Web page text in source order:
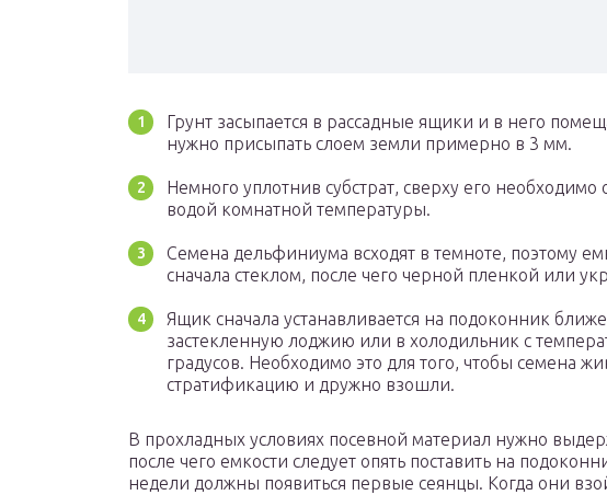
Грунт засыпается в рассадные ящики и в него
нужно присыпать слоем земли примерно в 3 мм.
Немного уплотнив субстрат, сверху его необходимо
водой комнатной температуры.
Семена дельфиниума всходят в темноте, поэтому
сначала стеклом, после чего черной пленкой или
Ящик сначала устанавливается на подоконник
застекленную лоджию или в холодильник с
градусов. Необходимо это для того, чтобы семена
стратификацию и дружно взошли.
В прохладных условиях посевной материал нужно
после чего емкости следует опять поставить на
недели должны появиться первые сеянцы. Когда они